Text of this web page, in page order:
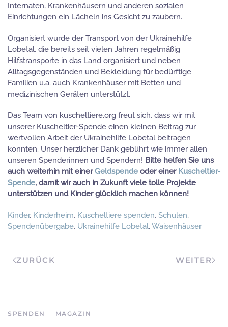
Internaten, Krankenhäusern und anderen sozialen
Einrichtungen ein Lächeln ins Gesicht zu zaubern.
Organisiert wurde der Transport von der Ukrainehilfe
Lobetal, die bereits seit vielen Jahren regelmäßig
Hilfstransporte in das Land organisiert und neben
Alltagsgegenständen und Bekleidung für bedürftige
Familien u.a. auch Krankenhäuser mit Betten und
medizinischen Geräten unterstützt.
Das Team von kuscheltiere.org freut sich, dass wir mit
unserer Kuscheltier-Spende einen kleinen Beitrag zur
wertvollen Arbeit der Ukrainehilfe Lobetal beitragen
konnten. Unser herzlicher Dank gebührt wie immer allen
unseren Spenderinnen und Spendern! Bitte helfen Sie uns
auch weiterhin mit einerGeldspende oder einer Kuscheltier-
Spende, damit wir auch in Zukunft viele tolle Projekte
unterstützen und Kinder glücklich machen können!
Kinder, Kinderheim, Kuscheltiere spenden, Schulen,
Spendenübergabe, Ukrainehilfe Lobetal,Waisenhäuser
ZURÜCK WEITER
SPENDEN MAGAZIN